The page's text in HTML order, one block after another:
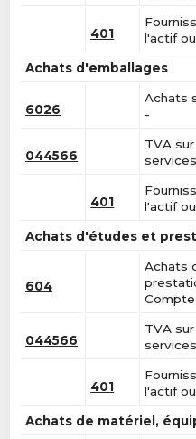
401
l'actif
Achats d'emballages
6026
Achats
-
044566
TVA
401
l'actif
Achats d'études et
604
Achats
044566
TVA
401
l'actif
Achats de matériel,